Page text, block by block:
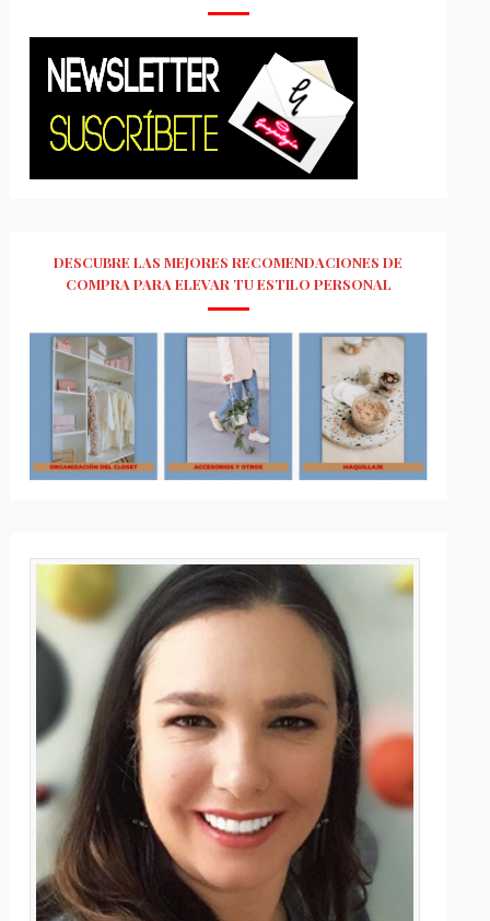
DESCUBRE LAS MEJORES RECOMENDACIONES DE
COMPRA PARA ELEVAR TU ESTILO PERSONAL